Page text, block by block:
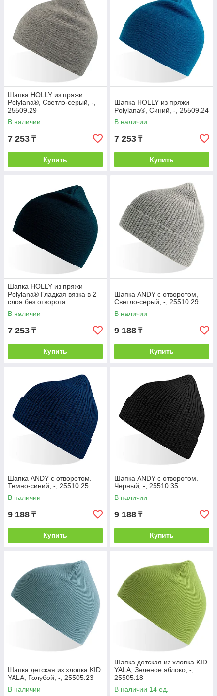
Шапка HOLLY из пряжи
Polylana®, Светло-серый, -,
25509.29
В наличии
7 253 ₸
Купить
Шапка HOLLY из пряжи
Polylana®, Синий, -, 25509.24
В наличии
7 253 ₸
Купить
Шапка HOLLY из пряжи
Polylana® Гладкая вязка в 2
слоя без отворота
Универсальная,
повседневная для города и
В наличии
7 253 ₸
Купить
Шапка ANDY с отворотом,
Светло-серый, -, 25510.29
В наличии
9 188 ₸
Купить
Шапка ANDY с отворотом,
Темно-синий, -, 25510.25
В наличии
9 188 ₸
Купить
Шапка ANDY с отворотом,
Черный, -, 25510.35
В наличии
9 188 ₸
Купить
Шапка детская из хлопка KID
YALA, Голубой, -, 25505.23
В наличии
Шапка детская из хлопка KID
YALA, Зеленое яблоко, -,
25505.18
В наличии 14 ед.